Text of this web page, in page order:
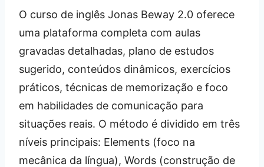
O curso de inglês Jonas Beway 2.0 oferece
uma plataforma completa com aulas
gravadas detalhadas, plano de estudos
sugerido, conteúdos dinâmicos, exercícios
práticos, técnicas de memorização e foco
em habilidades de comunicação para
situações reais. O método é dividido em três
níveis principais: Elements (foco na
mecânica da língua), Words (construção de